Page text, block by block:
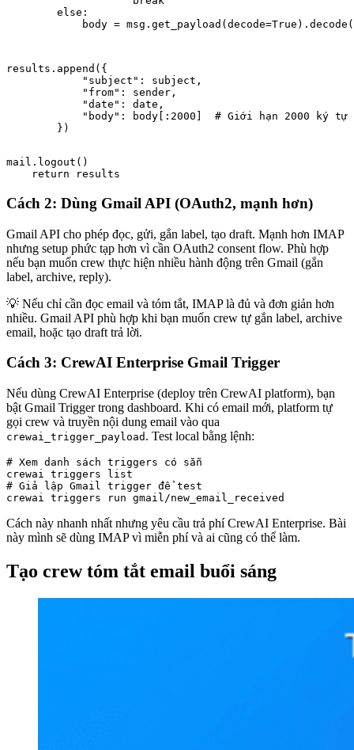
        else:
body =
results.append({
            "subject": subject,
            "from": sender,
            "date": date,
"body": body[:2000]  # Giới hạn 2000 ký tự
        })
mail.logout()
    return results
Cách 2: Dùng Gmail API (OAuth2, mạnh hơn)
Gmail API cho phép đọc, gửi, gắn label, tạo draft. Mạnh hơn IMAP
nhưng setup phức tạp hơn vì cần OAuth2 consent flow. Phù hợp
nếu bạn muốn crew thực hiện nhiều hành động trên Gmail (gắn
label, archive, reply).
💡 Nếu chỉ cần đọc email và tóm tắt, IMAP là đủ và đơn giản hơn
nhiều. Gmail API phù hợp khi bạn muốn crew tự gắn label, archive
email, hoặc tạo draft trả lời.
Cách 3: CrewAI Enterprise Gmail Trigger
Nếu dùng CrewAI Enterprise (deploy trên CrewAI platform), bạn
bật Gmail Trigger trong dashboard. Khi có email mới, platform tự
gọi crew và truyền nội dung email vào qua
crewai_trigger_payload . Test local bằng lệnh:
# Xem danh sách triggers có sẵn
crewai triggers list
# Giả lập Gmail trigger để test
crewai triggers run gmail/new_email_received
Cách này nhanh nhất nhưng yêu cầu trả phí CrewAI Enterprise. Bài
này mình sẽ dùng IMAP vì miễn phí và ai cũng có thể làm.
Tạo crew tóm tắt email buổi sáng